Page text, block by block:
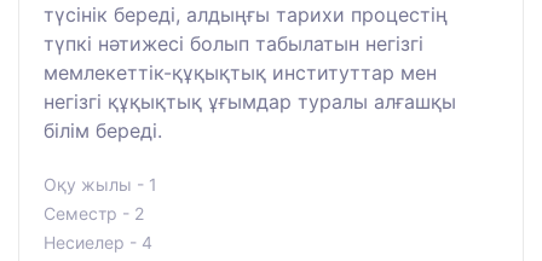
түсінік береді, алдыңғы тарихи процестің
түпкі нәтижесі болып табылатын негізгі
мемлекеттік-құқықтық институттар мен
негізгі құқықтық ұғымдар туралы алғашқы
білім береді.
Оқу жылы - 1
Семестр - 2
Несиелер - 4